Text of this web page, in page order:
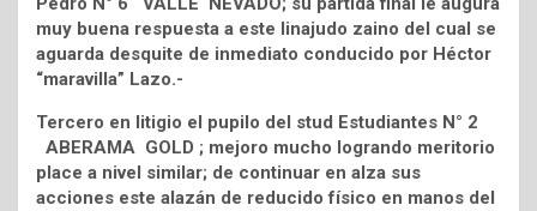
muy buena respuesta a este linajudo zaino del cual se
aguarda desquite de inmediato conducido por Héctor
“maravilla” Lazo.-
Tercero en litigio el pupilo del stud Estudiantes N° 2
ABERAMA GOLD ; mejoro mucho logrando meritorio
place a nivel similar; de continuar en alza sus
acciones este alazán de reducido físico en manos del